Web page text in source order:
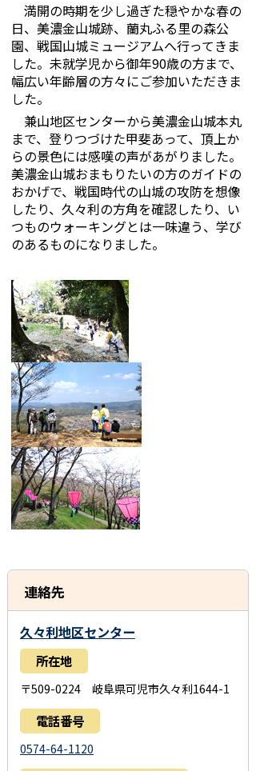
満開の時期を少し過ぎた穏やかな春の
日、美濃金山城跡、蘭丸ふる里の森公
園、戦国山城ミュージアムへ行ってきま
した。未就学児から御年90歳の方まで、
幅広い年齢層の方々にご参加いただきま
した。
兼山地区センターから美濃金山城本丸
まで、登りつづけた甲斐あって、頂上か
らの景色には感嘆の声があがりました。
美濃金山城おまもりたいの方のガイドの
おかげで、戦国時代の山城の攻防を想像
したり、久々利の方角を確認したり、い
つものウォーキングとは一味違う、学び
のあるものになりました。
連絡先
久々利地区センター
所在地
〒509-0224 岐阜県可児市久々利1644-1
電話番号
0574-64-1120